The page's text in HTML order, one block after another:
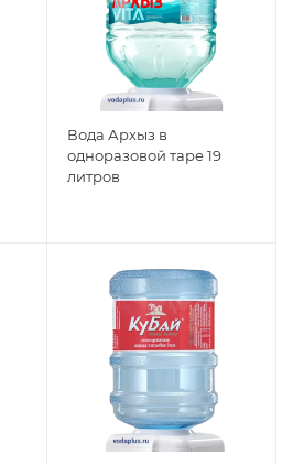
Вода Архыз в
одноразовой таре 19
литров